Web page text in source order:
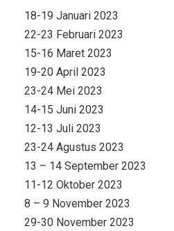
18-19 Januari 2023
22-23 Februari 2023
15-16 Maret 2023
19-20 April 2023
23-24 Mei 2023
14-15 Juni 2023
12-13 Juli 2023
23-24 Agustus 2023
13 – 14 September 2023
11-12 Oktober 2023
8 – 9 November 2023
29-30 November 2023